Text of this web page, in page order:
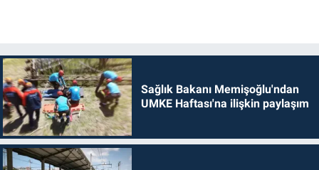
Sağlık Bakanı Memişoğlu'ndan
UMKE Haftası'na ilişkin paylaşım